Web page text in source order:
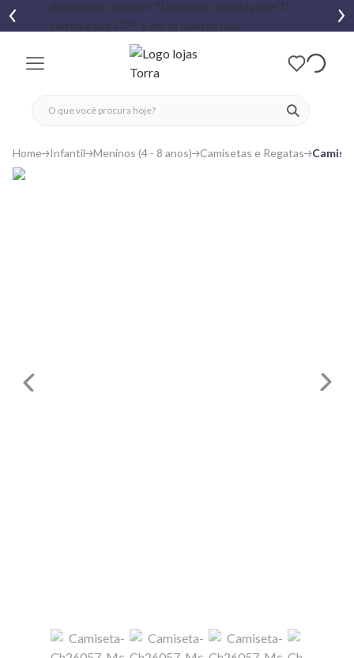
ver
fechar menu
fechar menu
favoritos
Home Infantil Meninos (4 - 8 anos) Camisetas e Regatas